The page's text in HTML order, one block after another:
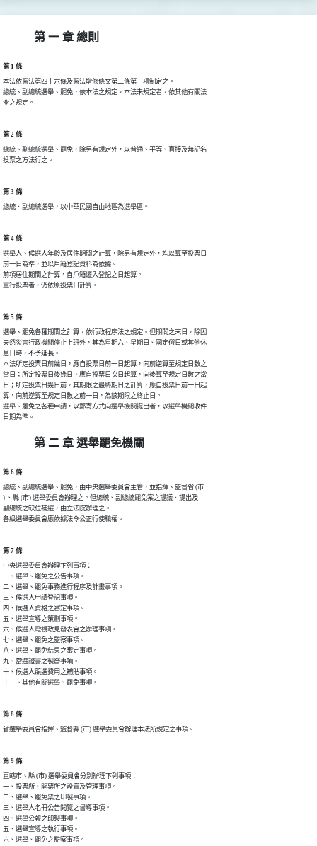
第 一 章 總則
第 1 條
本法依憲法第四十六條及憲法增修條文第二條第一項制定之。
總統、副總統選舉、罷免，依本法之規定，本法未規定者，依其他有關法
令之規定。
第 2 條
總統、副總統選舉、罷免，除另有規定外，以普通、平等、直接及無記名
投票之方法行之。
第 3 條
總統、副總統選舉，以中華民國自由地區為選舉區。
第 4 條
選舉人、候選人年齡及居住期間之計算，除另有規定外，均以算至投票日
前一日為準，並以戶籍登記資料為依據。
前項居住期間之計算，自戶籍遷入登記之日起算。
重行投票者，仍依原投票日計算。
第 5 條
選舉、罷免各種期間之計算，依行政程序法之規定。但期間之末日，除因
天然災害行政機關停止上班外，其為星期六、星期日、國定假日或其他休
息日時，不予延長。
本法所定投票日前幾日，應自投票日前一日起算，向前逆算至規定日數之
當日；所定投票日後幾日，應自投票日次日起算，向後算至規定日數之當
日；所定投票日幾日前，其期限之最終期日之計算，應自投票日前一日起
算，向前逆算至規定日數之前一日，為該期限之終止日。
選舉、罷免之各種申請，以郵寄方式向選舉機關提出者，以選舉機關收件
日期為準。
第 二 章 選舉罷免機關
第 6 條
總統、副總統選舉、罷免，由中央選舉委員會主管，並指揮、監督省 (市
) 、縣 (市) 選舉委員會辦理之。但總統、副總統罷免案之提議、提出及
副總統之缺位補選，由立法院辦理之。
各級選舉委員會應依據法令公正行使職權。
第 7 條
中央選舉委員會辦理下列事項：
一、選舉、罷免之公告事項。
二、選舉、罷免事務進行程序及計畫事項。
三、候選人申請登記事項。
四、候選人資格之審定事項。
五、選舉宣導之策劃事項。
六、候選人電視政見發表會之辦理事項。
七、選舉、罷免之監察事項。
八、選舉、罷免結果之審定事項。
九、當選證書之製發事項。
十、候選人競選費用之補貼事項。
十一、其他有關選舉、罷免事項。
第 8 條
省選舉委員會指揮、監督縣 (市) 選舉委員會辦理本法所規定之事項。
第 9 條
直轄市、縣 (市) 選舉委員會分別辦理下列事項：
一、投票所、開票所之設置及管理事項。
二、選舉、罷免票之印製事項。
三、選舉人名冊公告閱覽之督導事項。
四、選舉公報之印製事項。
五、選舉宣導之執行事項。
六、選舉、罷免之監察事項。